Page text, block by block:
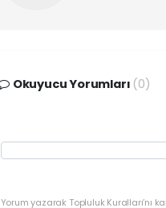
Okuyucu Yorumları (0)
Yorum yazarak Topluluk Kuralları’nı